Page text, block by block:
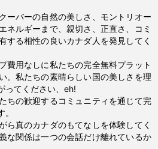
ーバーの自然の美しさ、モントリオー
ネルギーまで、親切さ、正直さ、コミ
する相性の良いカナダ人を発見してく
費用なしに私たちの完全無料プラット
。私たちの素晴らしい国の美しさを理
ってください、eh!
ちの歓迎するコミュニティを通じて完
ら真のカナダのもてなしを体験してく
な関係は一つの会話だけ離れているか